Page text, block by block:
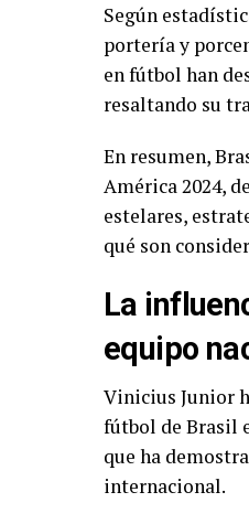
Según
portería y
en fútbol han
resaltando su
En resumen,
América 2024,
estelares,
qué son
La
equipo
Vinicius Junior
fútbol de Brasil
que ha
internacional.